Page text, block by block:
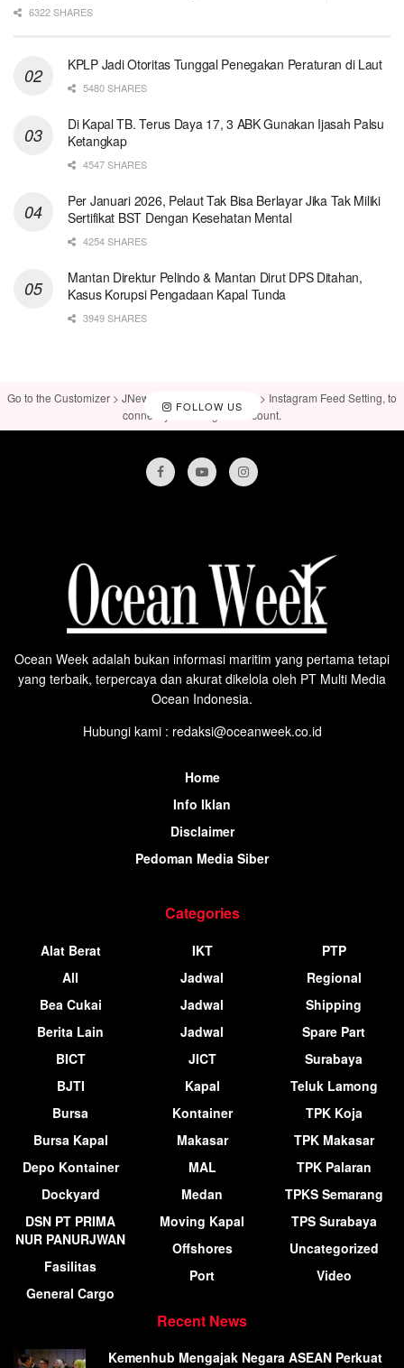
6322 SHARES
KPLP Jadi Otoritas Tunggal Penegakan Peraturan di Laut
5480 SHARES
Di Kapal TB. Terus Daya 17, 3 ABK Gunakan Ijasah Palsu
Ketangkap
4547 SHARES
Per Januari 2026, Pelaut Tak Bisa Berlayar Jika Tak Miliki
Sertifikat BST Dengan Kesehatan Mental
4254 SHARES
Mantan Direktur Pelindo & Mantan Dirut DPS Ditahan,
Kasus Korupsi Pengadaan Kapal Tunda
3949 SHARES
FOLLOW US
Go to the Customizer > JNews : Social, Like & View > Instagram Feed Setting, to
connect your Instagram account.
Ocean Week adalah bukan informasi maritim yang pertama tetapi
yang terbaik, terpercaya dan akurat dikelola oleh PT Multi Media
Ocean Indonesia.
Hubungi kami : redaksi@oceanweek.co.id
Home
Info Iklan
Disclaimer
Pedoman Media Siber
Categories
Alat Berat
All
Bea Cukai
Berita Lain
BICT
BJTI
Bursa
Bursa Kapal
Depo Kontainer
Dockyard
DSN PT PRIMA
NUR PANURJWAN
Fasilitas
General Cargo
IKT
Jadwal
Jadwal
Jadwal
JICT
Kapal
Kontainer
Makasar
MAL
Medan
Moving Kapal
Offshores
Port
PTP
Regional
Shipping
Spare Part
Surabaya
Teluk Lamong
TPK Koja
TPK Makasar
TPK Palaran
TPKS Semarang
TPS Surabaya
Uncategorized
Video
Recent News
Kemenhub Mengajak Negara ASEAN Perkuat